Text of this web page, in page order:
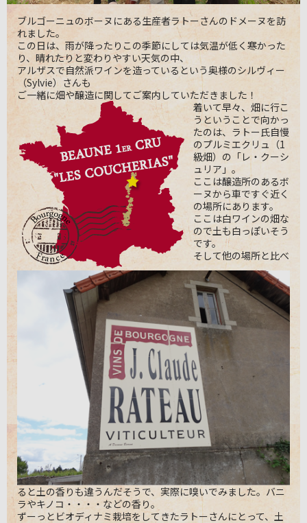
ブルゴーニュのボーヌにある生産者ラトーさんのドメーヌを訪
れました。
この日は、雨が降ったりこの季節にしては気温が低く寒かった
り、晴れたりと変わりやすい天気の中、
アルザスで自然派ワインを造っているという奥様のシルヴィー
（Sylvie）さんも
ご一緒に畑や醸造に関してご案内していただきました！
着いて早々、畑に行こ
うということで向かっ
たのは、ラトー氏自慢
のプルミエクリュ（1
級畑）の「レ・クーシ
ュリア」。
ここは醸造所のあるボ
ーヌから車ですぐ近く
の場所にあります。
ここは白ワインの畑な
ので土も白っぽいそう
です。
そして他の場所と比べ
ると土の香りも違うんだそうで、実際に嗅いでみました。バニ
ラやキノコ・・・・などの香り。
ずーっとビオディナミ栽培をしてきたラトーさんにとって、土